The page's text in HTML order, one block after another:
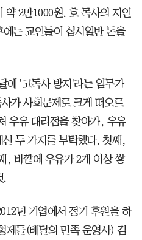
약 2만1000원. 호 목사의 지인
는 교인들이 십시일반 돈을
에 '고독사 방지'라는 임무가
가 사회문제로 크게 떠오르
우유 대리점을 찾아가, 우유
두 가지를 부탁했다. 첫째,
, 바깥에 우유가 2개 이상 쌓
.
년 기업에서 정기 후원을 하
제들(배달의 민족 운영사) 김